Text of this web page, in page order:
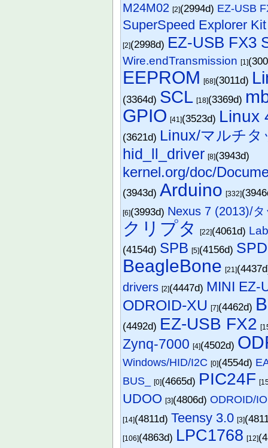
M24M02 [2](2994d) EZ-USB
SuperSpeed Explorer Kit
[2](2998d) EZ-USB FX3
Wire.endTransmission [1]
EEPROM [68](3011d)
(3364d) SCL [18](3369d)
GPIO [41](3523d) Linux
(3621d) Linux/マルチタ
hid_ll_driver [8](3943d)
kernel.org/doc/
(3943d)Arduino [332]
[6](3993d) Nexus 7 (2013)/
クリプタ [22](4061d)
(4154d) SPB [5](4156d) SPD
BeagleBone [21]
drivers [2](4447d) MINI EZ-
ODROID-XU [7](4462d)
(4492d) EZ-USB FX2
Zynq-7000 [4](4502d)
Windows/HID/I2C [0](4554d)
BUS_
[0](4665d) PIC24F
UDOO [3](4806d)ODROID/
[14](4811d) Teensy 3.0 [3]
[106](4863d) LPC1768 [12]